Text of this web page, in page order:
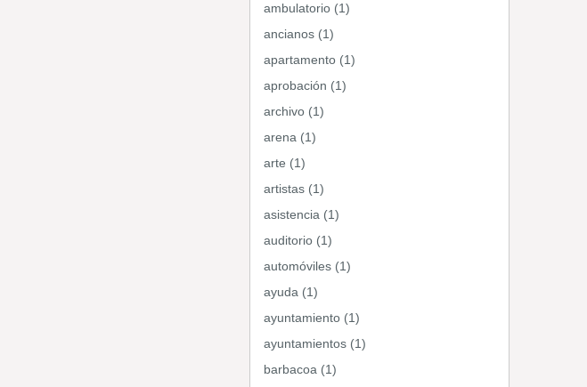
ambulatorio (1)
ancianos (1)
apartamento (1)
aprobación (1)
archivo (1)
arena (1)
arte (1)
artistas (1)
asistencia (1)
auditorio (1)
automóviles (1)
ayuda (1)
ayuntamiento (1)
ayuntamientos (1)
barbacoa (1)